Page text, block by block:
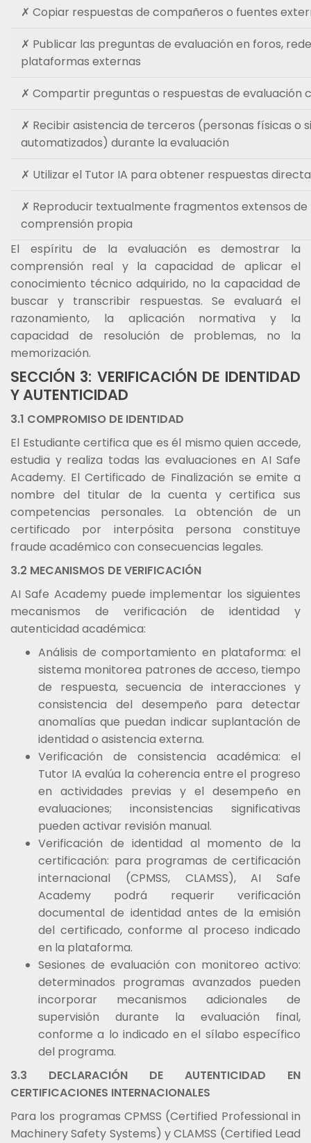
✗ Copiar respuestas de compañeros o fuentes
✗ Publicar las preguntas de evaluación en foros,
plataformas externas
✗ Compartir preguntas o respuestas de evaluación
✗ Recibir asistencia de terceros (personas físicas o
automatizados) durante la evaluación
✗ Utilizar el Tutor IA para obtener respuestas
✗ Reproducir textualmente fragmentos extensos de
comprensión propia
El espíritu de la evaluación es demostrar la
comprensión real y la capacidad de aplicar el
conocimiento técnico adquirido, no la capacidad de
buscar y transcribir respuestas. Se evaluará el
razonamiento, la aplicación normativa y la
capacidad de resolución de problemas, no la
memorización.
SECCIÓN 3: VERIFICACIÓN DE IDENTIDAD
Y AUTENTICIDAD
3.1 COMPROMISO DE IDENTIDAD
El Estudiante certifica que es él mismo quien accede,
estudia y realiza todas las evaluaciones en AI Safe
Academy. El Certificado de Finalización se emite a
nombre del titular de la cuenta y certifica sus
competencias personales. La obtención de un
certificado por interpósita persona constituye
fraude académico con consecuencias legales.
3.2 MECANISMOS DE VERIFICACIÓN
AI Safe Academy puede implementar los siguientes
mecanismos de verificación de identidad y
autenticidad académica:
Análisis de comportamiento en plataforma: el
sistema monitorea patrones de acceso, tiempo
de respuesta, secuencia de interacciones y
consistencia del desempeño para detectar
anomalías que puedan indicar suplantación de
identidad o asistencia externa.
Verificación de consistencia académica: el
Tutor IA evalúa la coherencia entre el progreso
en actividades previas y el desempeño en
evaluaciones; inconsistencias significativas
pueden activar revisión manual.
Verificación de identidad al momento de la
certificación: para programas de certificación
internacional (CPMSS, CLAMSS), AI Safe
Academy podrá requerir verificación
documental de identidad antes de la emisión
del certificado, conforme al proceso indicado
en la plataforma.
Sesiones de evaluación con monitoreo activo:
determinados programas avanzados pueden
incorporar mecanismos adicionales de
supervisión durante la evaluación final,
conforme a lo indicado en el sílabo específico
del programa.
3.3 DECLARACIÓN DE AUTENTICIDAD EN
CERTIFICACIONES INTERNACIONALES
Para los programas CPMSS (Certified Professional in
Machinery Safety Systems) y CLAMSS (Certified Lead